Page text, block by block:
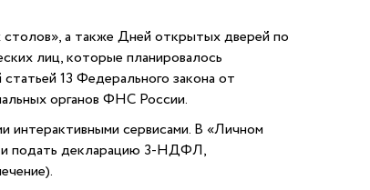
столов», а также Дней открытых дверей по
лиц, которые планировалось
13 Федерального закона от
органов ФНС России.
интерактивными сервисами. В «Личном
и подать декларацию 3-НДФЛ,